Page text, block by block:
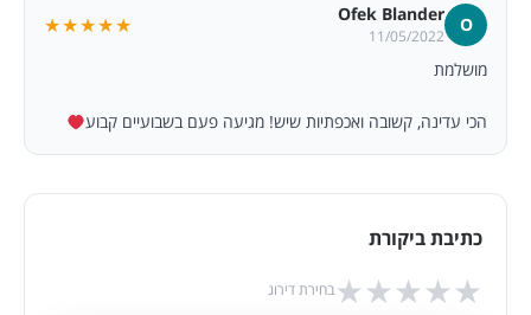
O
Ofek Blander
11/05/2022
★★★★★
מושלמת
הכי עדינה, קשובה ואכפתיות שיש! מגיעה פעם בשבועיים קבוע
כתיבת ביקורת
★★★★★ בחירת דירוג